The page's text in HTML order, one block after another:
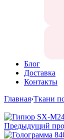
Блог
Доставка
Контакты
Главная›Ткани
Предыдущий